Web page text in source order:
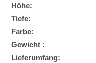
Höhe:
Tiefe:
Farbe:
Gewicht :
Lieferumfang: